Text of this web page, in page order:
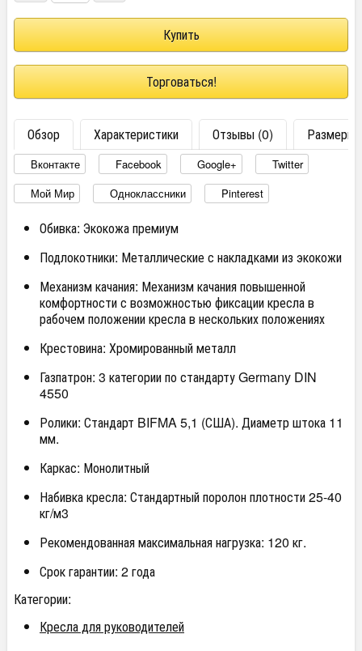
Торговаться!
Обзор Характеристики Отзывы (0) Размеры
Вконтакте Facebook Google+
Twitter
Мой Мир
Одноклассники Pinterest
Обивка: Экокожа премиум
Подлокотники: Металлические с накладками из экокожи
Механизм качания: Механизм качания повышенной
комфортности с возможностью фиксации кресла в
рабочем положении кресла в нескольких положениях
Крестовина: Хромированный металл
Газпатрон: 3 категории по стандарту Germany DIN
4550
Ролики: Стандарт BIFMA 5,1 (США). Диаметр штока 11
мм.
Каркас: Монолитный
Набивка кресла: Стандартный поролон плотности 25-40
кг/м3
Рекомендованная максимальная нагрузка: 120 кг.
Срок гарантии: 2 года
Категории:
Кресла для руководителей